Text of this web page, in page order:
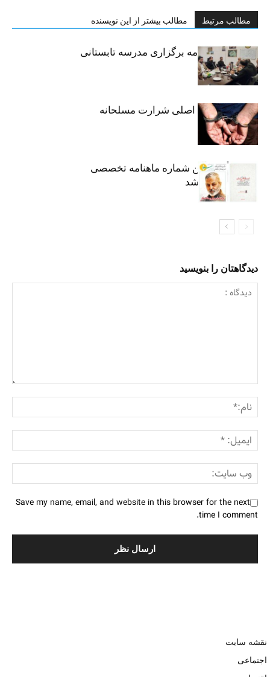
مطالب مرتبط مطالب بیشتر از این نویسنده
امضای تفاهم‌نامه برگزاری مدرسه تابستانی
مهارتی
دستگیری متهم اصلی شرارت مسلحانه
هشتاد و هفتمین شماره ماهنامه تخصصی
«سرو» منتشر شد
دیدگاهتان را بنویسید
Save my name, email, and website in this browser for the next
time I comment.
نقشه سایت
اجتماعی